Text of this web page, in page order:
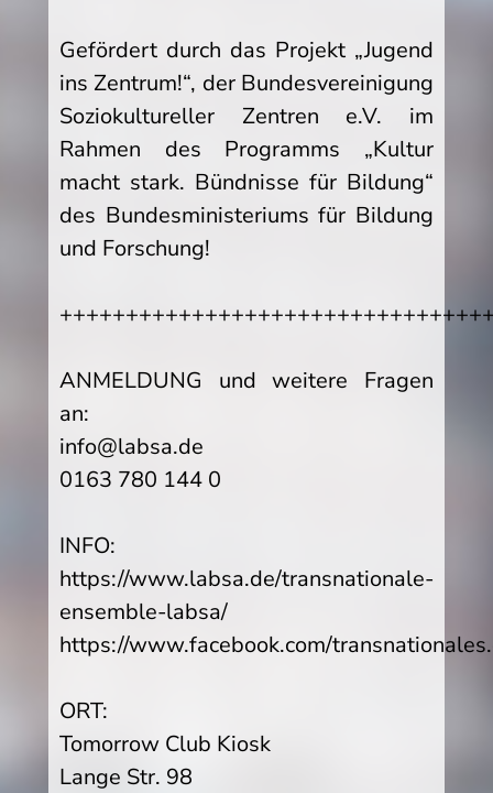
Gefördert durch das Projekt „Jugend
ins Zentrum!“, der Bundesvereinigung
Soziokultureller Zentren e.V. im
Rahmen des Programms „Kultur
macht stark. Bündnisse für Bildung“
des Bundesministeriums für Bildung
und Forschung!
ANMELDUNG und weitere Fragen
an:
info@labsa.de
0163 780 144 0
INFO:
https://www.labsa.de/transnationale-
ensemble-labsa/
https://www.facebook.com/
ORT:
Tomorrow Club Kiosk
Lange Str. 98